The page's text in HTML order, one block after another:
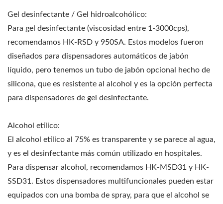
Gel desinfectante / Gel hidroalcohólico:
Para gel desinfectante (viscosidad entre 1-3000cps),
recomendamos HK-RSD y 950SA. Estos modelos fueron
diseñados para dispensadores automáticos de jabón
líquido, pero tenemos un tubo de jabón opcional hecho de
silicona, que es resistente al alcohol y es la opción perfecta
para dispensadores de gel desinfectante.
Alcohol etílico:
El alcohol etílico al 75% es transparente y se parece al agua,
y es el desinfectante más común utilizado en hospitales.
Para dispensar alcohol, recomendamos HK-MSD31 y HK-
SSD31. Estos dispensadores multifuncionales pueden estar
equipados con una bomba de spray, para que el alcohol se